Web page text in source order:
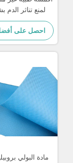
لمنع تناثر
احصل على
مادة البولي